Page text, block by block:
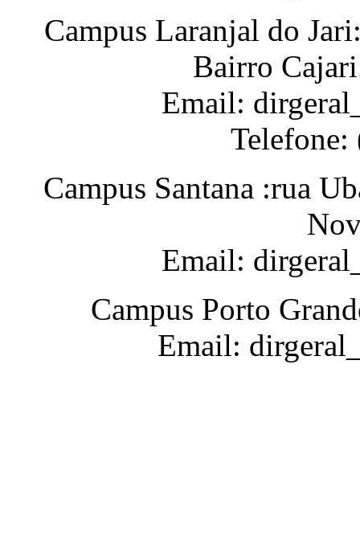
Campus Laranjal do
Bairro
Email:
Campus Santana :rua
Email:
Campus Porto
Email: